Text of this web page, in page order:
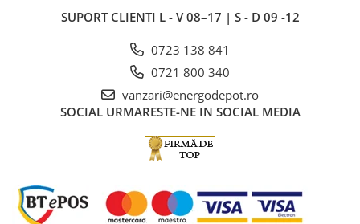
SUPORT CLIENTI L - V 08–17 | S - D 09 -12
0723 138 841
0721 800 340
vanzari@energodepot.ro
SOCIAL URMARESTE-NE IN SOCIAL MEDIA